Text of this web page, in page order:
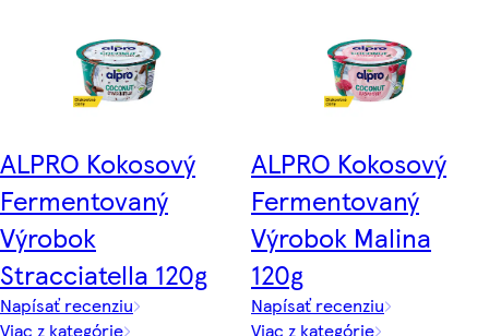
ALPRO Kokosový
Fermentovaný
Výrobok
Stracciatella 120g
Napísať recenziu
Viac z kategórie
ALPRO Kokosový
Fermentovaný
Výrobok Malina
120g
Napísať recenziu
Viac z kategórie